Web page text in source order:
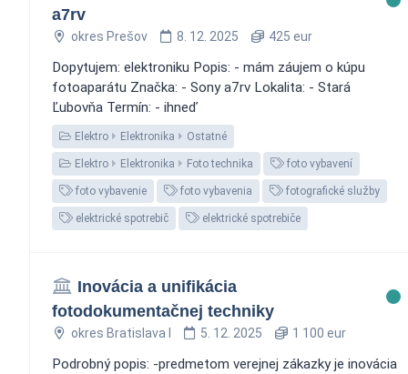
a7rv
okres Prešov 8. 12. 2025 425 eur
Dopytujem: elektroniku Popis: - mám záujem o kúpu
fotoaparátu Značka: - Sony a7rv Lokalita: - Stará
Ľubovňa Termín: - ihneď
Elektro Elektronika Ostatné
Elektro Elektronika Foto technika foto vybavení
foto vybavenie foto vybavenia fotografické služby
elektrické spotrebič elektrické spotrebiče
Inovácia a unifikácia
fotodokumentačnej techniky
okres Bratislava I 5. 12. 2025 1 100 eur
Podrobný popis: -predmetom verejnej zákazky je inovácia